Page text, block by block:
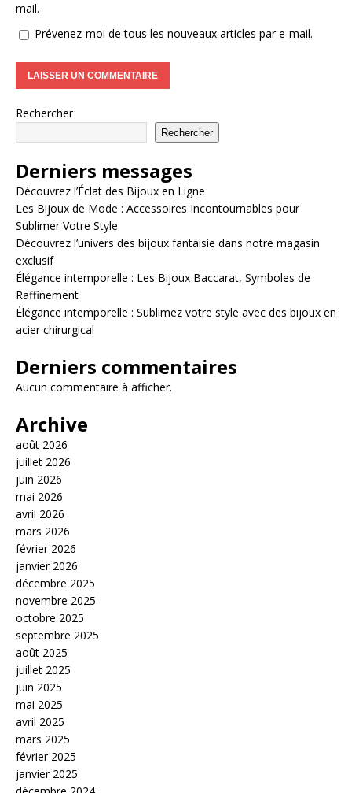
mail.
Prévenez-moi de tous les nouveaux articles par e-mail.
Rechercher
Rechercher
Derniers messages
Découvrez l’Éclat des Bijoux en Ligne
Les Bijoux de Mode : Accessoires Incontournables pour
Sublimer Votre Style
Découvrez l’univers des bijoux fantaisie dans notre magasin
exclusif
Élégance intemporelle : Les Bijoux Baccarat, Symboles de
Raffinement
Élégance intemporelle : Sublimez votre style avec des bijoux en
acier chirurgical
Derniers commentaires
Aucun commentaire à afficher.
Archive
août 2026
juillet 2026
juin 2026
mai 2026
avril 2026
mars 2026
février 2026
janvier 2026
décembre 2025
novembre 2025
octobre 2025
septembre 2025
août 2025
juillet 2025
juin 2025
mai 2025
avril 2025
mars 2025
février 2025
janvier 2025